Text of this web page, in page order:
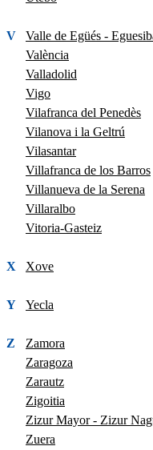
V
Valle de Egüés -
València
Valladolid
Vigo
Vilafranca del Penedès
Vilanova i la Geltrú
Vilasantar
Villafranca de los Barros
Villanueva de la Serena
Villaralbo
Vitoria-Gasteiz
X Xove
Y Yecla
Z
Zamora
Zaragoza
Zarautz
Zigoitia
Zizur Mayor - Zizur
Zuera